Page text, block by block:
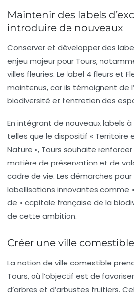
Maintenir des labels
introduire de nouveaux
Conserver et développer des
enjeu majeur pour Tours,
villes fleuries. Le label 4 fleurs et
maintenus, car ils témoignent de
biodiversité et l’entretien des
En intégrant de nouveaux labels
telles que le dispositif « Territoire
Nature », Tours souhaite
matière de préservation et de
cadre de vie. Les démarches
labellisations innovantes comme
de « capitale française de la
de cette ambition.
Créer une ville comestible
La notion de ville comestible
Tours, où l’objectif est de
d’arbres et d’arbustes fruitiers.